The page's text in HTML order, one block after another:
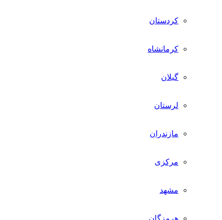
کردستان
کرمانشاه
گیلان
لرستان
مازندران
مرکزی
مشهد
هرمزگان